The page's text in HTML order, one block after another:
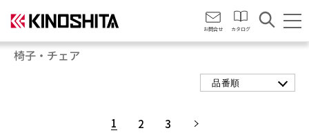
お問合せ カタログ
椅子・チェア
品番順
1 2 3